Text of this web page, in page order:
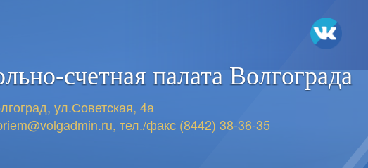
счетная палата Волгограда
ул.Советская, 4а
, тел./факс (8442) 38-36-35